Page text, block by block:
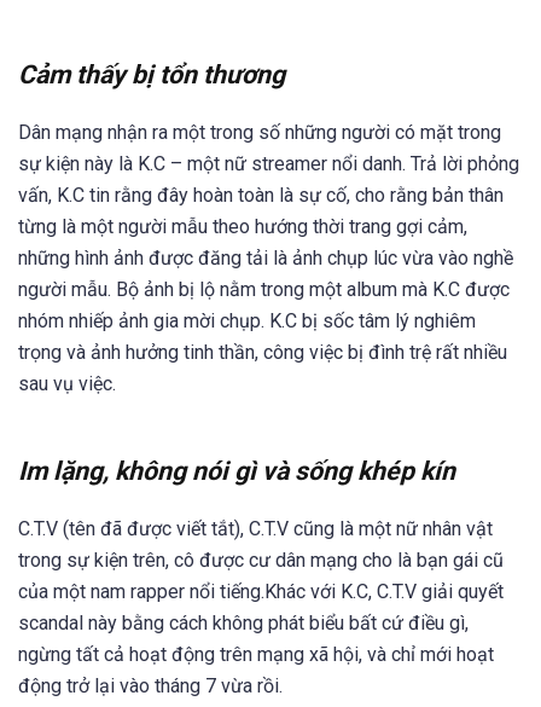
Cảm thấy bị tổn thương
Dân mạng nhận ra một trong số những người có mặt trong
sự kiện này là K.C – một nữ streamer nổi danh. Trả lời phỏng
vấn, K.C tin rằng đây hoàn toàn là sự cố, cho rằng bản thân
từng là một người mẫu theo hướng thời trang gợi cảm,
những hình ảnh được đăng tải là ảnh chụp lúc vừa vào nghề
người mẫu. Bộ ảnh bị lộ nằm trong một album mà K.C được
nhóm nhiếp ảnh gia mời chụp. K.C bị sốc tâm lý nghiêm
trọng và ảnh hưởng tinh thần, công việc bị đình trệ rất nhiều
sau vụ việc.
Im lặng, không nói gì và sống khép kín
C.T.V (tên đã được viết tắt), C.T.V cũng là một nữ nhân vật
trong sự kiện trên, cô được cư dân mạng cho là bạn gái cũ
của một nam rapper nổi tiếng.Khác với K.C, C.T.V giải quyết
scandal này bằng cách không phát biểu bất cứ điều gì,
ngừng tất cả hoạt động trên mạng xã hội, và chỉ mới hoạt
động trở lại vào tháng 7 vừa rồi.